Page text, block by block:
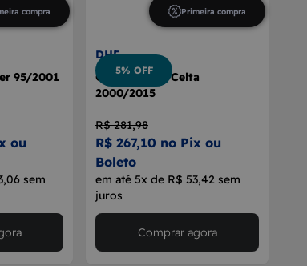
compra
95/2001
ou
sem
Primeira compra
DHF
Cárter Motor Celta
2000/2015
R$ 281,98
R$ 267,10 no Pix ou
Boleto
em até 5x de R$ 53,42 sem
juros
5% OFF
Comprar agora